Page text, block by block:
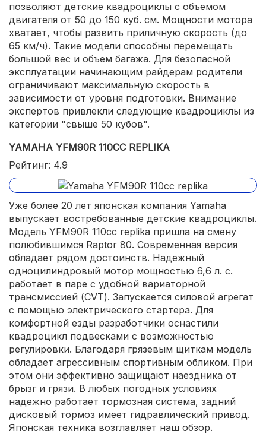
позволяют детские квадроциклы с объемом
двигателя от 50 до 150 куб. см. Мощности мотора
хватает, чтобы развить приличную скорость (до
65 км/ч). Такие модели способны перемещать
большой вес и объем багажа. Для безопасной
эксплуатации начинающим райдерам родители
ограничивают максимальную скорость в
зависимости от уровня подготовки. Внимание
экспертов привлекли следующие квадроциклы из
категории "свыше 50 кубов".
YAMAHA YFM90R 110CC REPLIKA
Рейтинг: 4.9
Уже более 20 лет японская компания Yamaha
выпускает востребованные детские квадроциклы.
Модель YFM90R 110cc replika пришла на смену
полюбившимся Raptor 80. Современная версия
обладает рядом достоинств. Надежный
одноцилиндровый мотор мощностью 6,6 л. с.
работает в паре с удобной вариаторной
трансмиссией (CVT). Запускается силовой агрегат
с помощью электрического стартера. Для
комфортной езды разработчики оснастили
квадроцикл подвесками с возможностью
регулировки. Благодаря грязевым щиткам модель
обладает агрессивным спортивным обликом. При
этом они эффективно защищают наездника от
брызг и грязи. В любых погодных условиях
надежно работает тормозная система, задний
дисковый тормоз имеет гидравлический привод.
Японская техника возглавляет наш обзор.